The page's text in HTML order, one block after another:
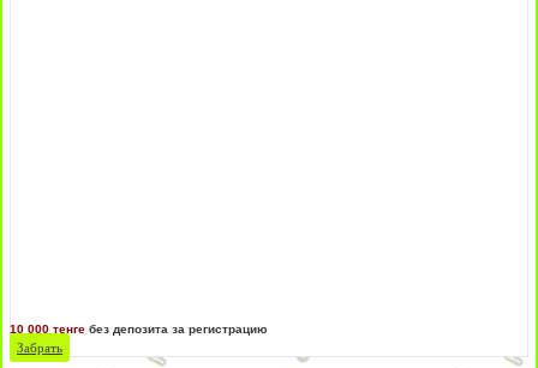
10 000 тенге без депозита за регистрацию
Забрать